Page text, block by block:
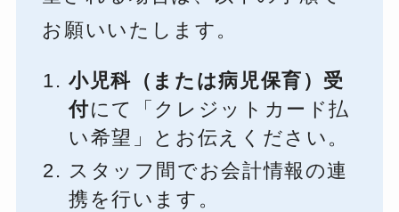
お願いいたします。
小児科（または病児保育）受
付にて「クレジットカード払
い希望」とお伝えください。
スタッフ間でお会計情報の連
携を行います。